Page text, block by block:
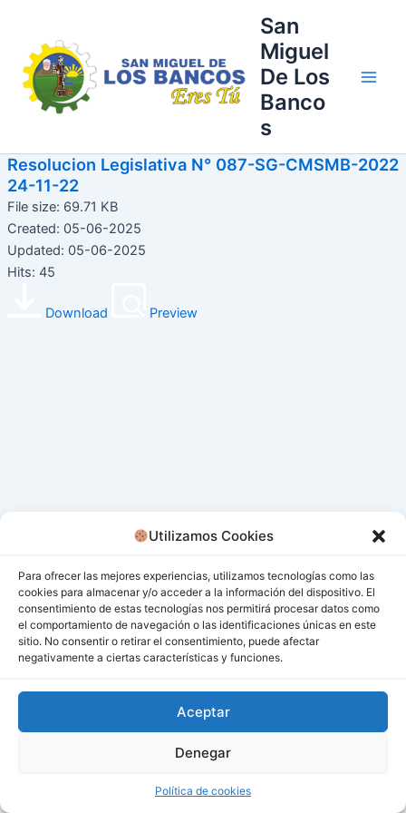
Utilizamos Cookies
Para ofrecer las mejores experiencias, utilizamos tecnologías como las
cookies para almacenar y/o acceder a la información del dispositivo. El
consentimiento de estas tecnologías nos permitirá procesar datos como
el comportamiento de navegación o las identificaciones únicas en este
sitio. No consentir o retirar el consentimiento, puede afectar
negativamente a ciertas características y funciones.
Aceptar
Denegar
Política de cookies
contenido
San
Miguel
De Los
Banco
s
Resolucion Legislativa N° 087-SG-CMSMB-2022
24-11-22
File size: 69.71 KB
Created: 05-06-2025
Updated: 05-06-2025
Hits: 45
Download Preview
Todos los derechos © 2026 San Miguel De Los Bancos |